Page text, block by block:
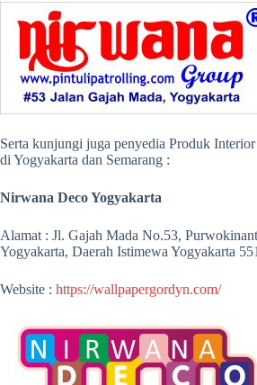
Serta kunjungi juga penyedia Produk
di Yogyakarta dan Semarang :
Nirwana Deco Yogyakarta
Alamat : Jl. Gajah Mada No.53,
Yogyakarta, Daerah Istimewa Yogyakarta
Website : https://wallpapergordyn.com/